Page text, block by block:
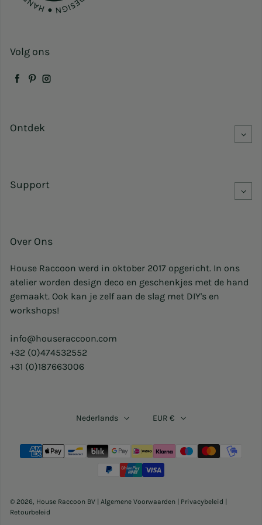
Volg ons
Facebook
Pinterest
Instagram
Ontdek
Support
Over Ons
House Raccoon werd in oktober 2017 opgericht. In ons
atelier worden design deco en geschenkjes met de hand
gemaakt. Ook kan je zelf aan de slag met DIY's en
workshops!
info@houseraccoon.com
+32 (0)474532552
+31 (0)187663006
Betaalmethoden
Nederlands EUR €
© 2026, House Raccoon BV Algemene Voorwaarden Privacybeleid
Retourbeleid